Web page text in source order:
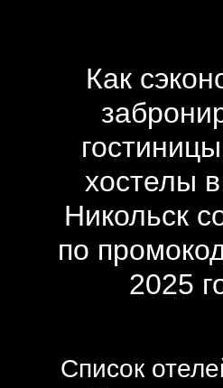
Как
хостелы
Никольск
по
2025
Список